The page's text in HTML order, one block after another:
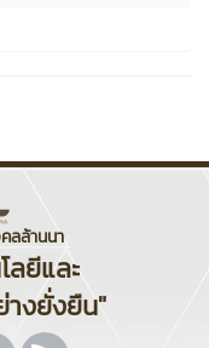
ลล้านนา
ลยีและ
งยั่งยืน"